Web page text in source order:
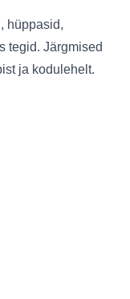
hüppasid,
tegid. Järgmised
ja kodulehelt.